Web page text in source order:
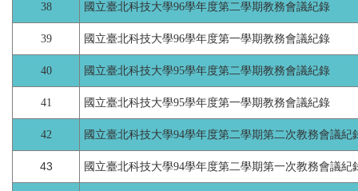
38 國立臺北科技大學96學年度第二學期教務會議紀錄
39 國立臺北科技大學96學年度第一學期教務會議紀錄
40 國立臺北科技大學95學年度第二學期教務會議紀錄
41 國立臺北科技大學95學年度第一學期教務會議紀錄
42 國立臺北科技大學94學年度第二學期第二次教務會議紀
43 國立臺北科技大學94學年度第二學期第一次教務會議紀